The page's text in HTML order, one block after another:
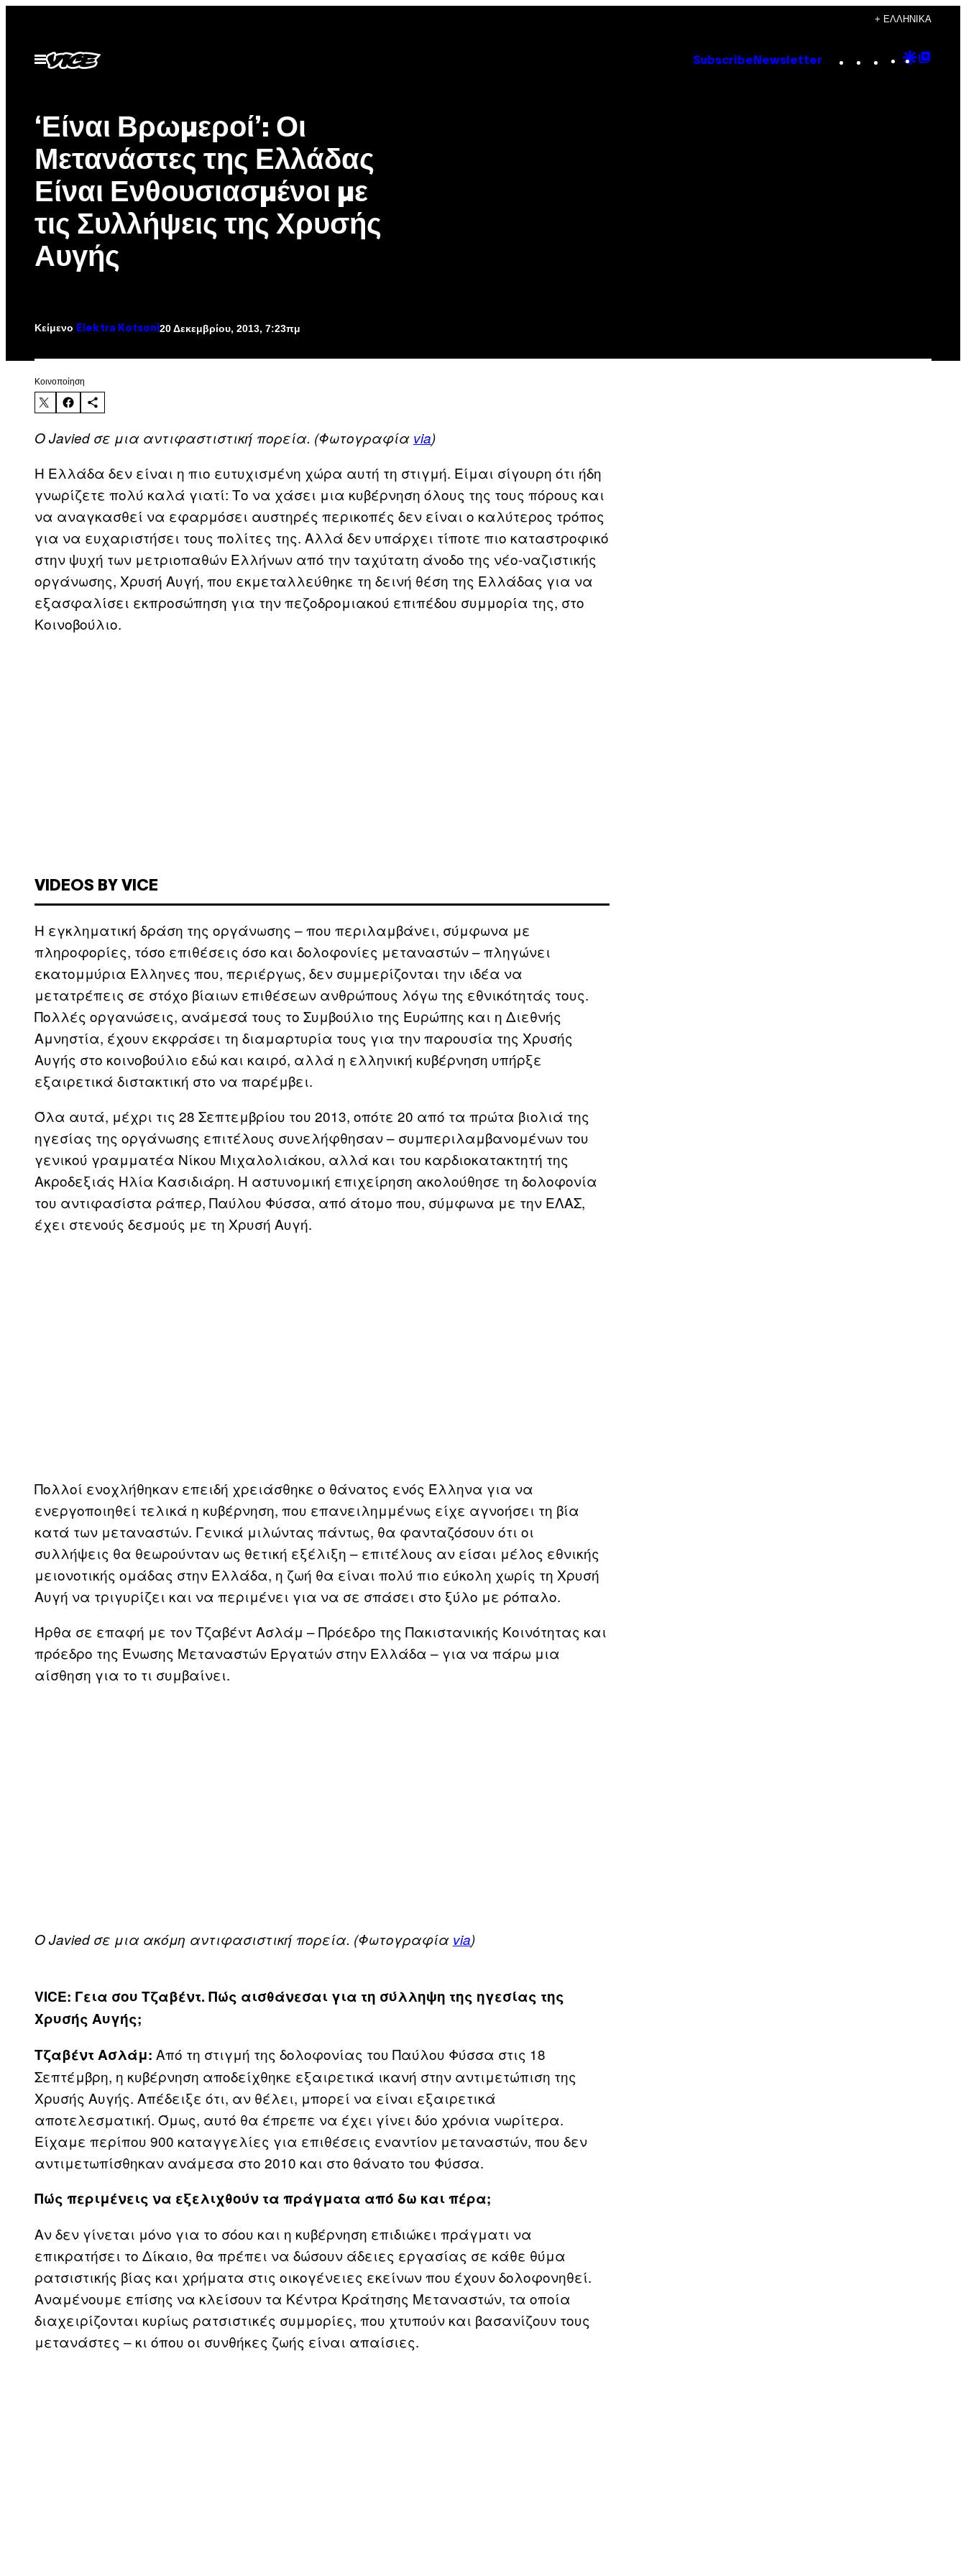
περιεχόμενο
+ ΕΛΛΗΝΙΚΆ
Ανοίξτε
το
Subscribe Newsletter Instagram
TikTok
YouTube
Google
‘Είναι Βρωμεροί’: Οι
Μετανάστες της Ελλάδας
Είναι Ενθουσιασμένοι με
τις Συλλήψεις της Χρυσής
Αυγής
Κείμενο Elektra Kotsoni 20 Δεκεμβρίου, 2013, 7:23πμ
Kοινοποίηση
Ο Javied σε μια αντιφαστιστική πορεία. (Φωτογραφία via)
Η Ελλάδα δεν είναι η πιο ευτυχισμένη χώρα αυτή τη στιγμή. Είμαι σίγουρη ότι ήδη
γνωρίζετε πολύ καλά γιατί: Tο να χάσει μια κυβέρνηση όλους της τους πόρους και
να αναγκασθεί να εφαρμόσει αυστηρές περικοπές δεν είναι ο καλύτερος τρόπος
για να ευχαριστήσει τους πολίτες της. Αλλά δεν υπάρχει τίποτε πιο καταστροφικό
στην ψυχή των μετριοπαθών Ελλήνων από την ταχύτατη άνοδο της νέο-ναζιστικής
οργάνωσης, Χρυσή Αυγή, που εκμεταλλεύθηκε τη δεινή θέση της Ελλάδας για να
εξασφαλίσει εκπροσώπηση για την πεζοδρομιακού επιπέδου συμμορία της, στο
Κοινοβούλιο.
VIDEOS BY VICE
Η εγκληματική δράση της οργάνωσης – που περιλαμβάνει, σύμφωνα με
πληροφορίες, τόσο επιθέσεις όσο και δολοφονίες μεταναστών – πληγώνει
εκατομμύρια Έλληνες που, περιέργως, δεν συμμερίζονται την ιδέα να
μετατρέπεις σε στόχο βίαιων επιθέσεων ανθρώπους λόγω της εθνικότητάς τους.
Πολλές οργανώσεις, ανάμεσά τους το Συμβούλιο της Ευρώπης και η Διεθνής
Αμνηστία, έχουν εκφράσει τη διαμαρτυρία τους για την παρουσία της Χρυσής
Αυγής στο κοινοβούλιο εδώ και καιρό, αλλά η ελληνική κυβέρνηση υπήρξε
εξαιρετικά διστακτική στο να παρέμβει.
Όλα αυτά, μέχρι τις 28 Σεπτεμβρίου του 2013, οπότε 20 από τα πρώτα βιολιά της
ηγεσίας της οργάνωσης επιτέλους συνελήφθησαν – συμπεριλαμβανομένων του
γενικού γραμματέα Νίκου Μιχαλολιάκου, αλλά και του καρδιοκατακτητή της
Ακροδεξιάς Ηλία Κασιδιάρη. Η αστυνομική επιχείρηση ακολούθησε τη δολοφονία
του αντιφασίστα ράπερ, Παύλου Φύσσα, από άτομο που, σύμφωνα με την ΕΛΑΣ,
έχει στενούς δεσμούς με τη Χρυσή Αυγή.
Πολλοί ενοχλήθηκαν επειδή χρειάσθηκε ο θάνατος ενός Έλληνα για να
ενεργοποιηθεί τελικά η κυβέρνηση, που επανειλημμένως είχε αγνοήσει τη βία
κατά των μεταναστών. Γενικά μιλώντας πάντως, θα φανταζόσουν ότι οι
συλλήψεις θα θεωρούνταν ως θετική εξέλιξη – επιτέλους αν είσαι μέλος εθνικής
μειονοτικής ομάδας στην Ελλάδα, η ζωή θα είναι πολύ πιο εύκολη χωρίς τη Χρυσή
Αυγή να τριγυρίζει και να περιμένει για να σε σπάσει στο ξύλο με ρόπαλο.
Ήρθα σε επαφή με τον Τζαβέντ Ασλάμ – Πρόεδρο της Πακιστανικής Κοινότητας και
πρόεδρο της Ένωσης Μεταναστών Εργατών στην Ελλάδα – για να πάρω μια
αίσθηση για το τι συμβαίνει.
O Javied σε μια ακόμη αντιφασιστική πορεία. (Φωτογραφία via)
VICE: Γεια σου Τζαβέντ. Πώς αισθάνεσαι για τη σύλληψη της ηγεσίας της
Χρυσής Αυγής;
Τζαβέντ Ασλάμ: Από τη στιγμή της δολοφονίας του Παύλου Φύσσα στις 18
Σεπτέμβρη, η κυβέρνηση αποδείχθηκε εξαιρετικά ικανή στην αντιμετώπιση της
Χρυσής Αυγής. Απέδειξε ότι, αν θέλει, μπορεί να είναι εξαιρετικά
αποτελεσματική. Όμως, αυτό θα έπρεπε να έχει γίνει δύο χρόνια νωρίτερα.
Είχαμε περίπου 900 καταγγελίες για επιθέσεις εναντίον μεταναστών, που δεν
αντιμετωπίσθηκαν ανάμεσα στο 2010 και στο θάνατο του Φύσσα.
Πώς περιμένεις να εξελιχθούν τα πράγματα από δω και πέρα;
Αν δεν γίνεται μόνο για το σόου και η κυβέρνηση επιδιώκει πράγματι να
επικρατήσει το Δίκαιο, θα πρέπει να δώσουν άδειες εργασίας σε κάθε θύμα
ρατσιστικής βίας και χρήματα στις οικογένειες εκείνων που έχουν δολοφονηθεί.
Αναμένουμε επίσης να κλείσουν τα Κέντρα Κράτησης Μεταναστών, τα οποία
διαχειρίζονται κυρίως ρατσιστικές συμμορίες, που χτυπούν και βασανίζουν τους
μετανάστες – κι όπου οι συνθήκες ζωής είναι απαίσιες.